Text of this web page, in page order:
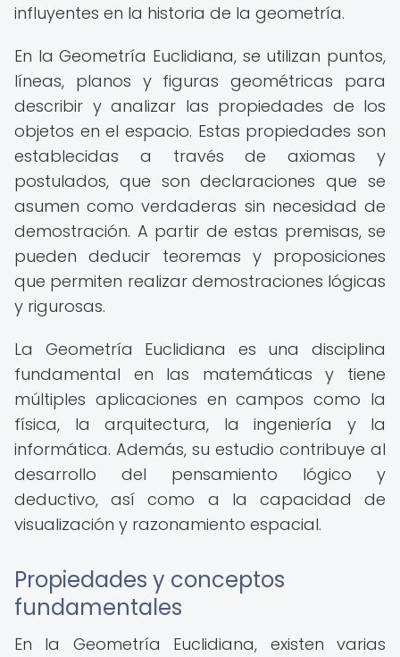
influyentes en la historia de la geometría.
En la Geometría Euclidiana, se utilizan puntos,
líneas, planos y figuras geométricas para
describir y analizar las propiedades de los
objetos en el espacio. Estas propiedades son
establecidas a través de axiomas y
postulados, que son declaraciones que se
asumen como verdaderas sin necesidad de
demostración. A partir de estas premisas, se
pueden deducir teoremas y proposiciones
que permiten realizar demostraciones lógicas
y rigurosas.
La Geometría Euclidiana es una disciplina
fundamental en las matemáticas y tiene
múltiples aplicaciones en campos como la
física, la arquitectura, la ingeniería y la
informática. Además, su estudio contribuye al
desarrollo del pensamiento lógico y
deductivo, así como a la capacidad de
visualización y razonamiento espacial.
Propiedades y conceptos
fundamentales
En la Geometría Euclidiana, existen varias